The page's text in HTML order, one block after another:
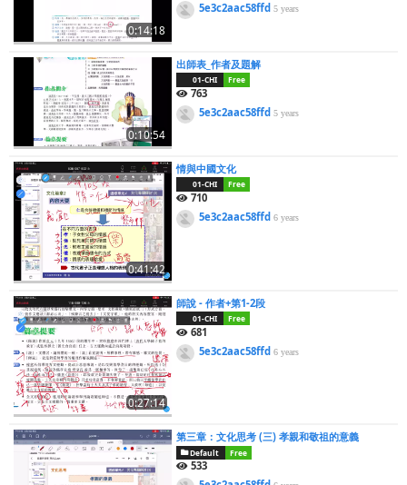
0:14:18
5e3c2aac58ffd5 years
0:10:54
出師表_作者及題解
01-CHI Free
763
5e3c2aac58ffd5 years
0:41:42
情與中國文化
01-CHI Free
710
5e3c2aac58ffd6 years
0:27:14
師說 - 作者+第1-2段
01-CHI Free
681
5e3c2aac58ffd6 years
第三章：文化思考 (三) 孝親和敬祖的意義
Default Free
533